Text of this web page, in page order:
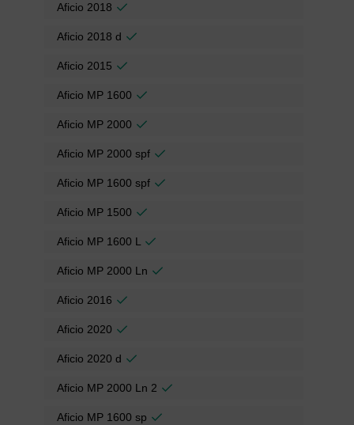
Aficio 2018
Aficio 2018 d
Aficio 2015
Aficio MP 1600
Aficio MP 2000
Aficio MP 2000 spf
Aficio MP 1600 spf
Aficio MP 1500
Aficio MP 1600 L
Aficio MP 2000 Ln
Aficio 2016
Aficio 2020
Aficio 2020 d
Aficio MP 2000 Ln 2
Aficio MP 1600 sp